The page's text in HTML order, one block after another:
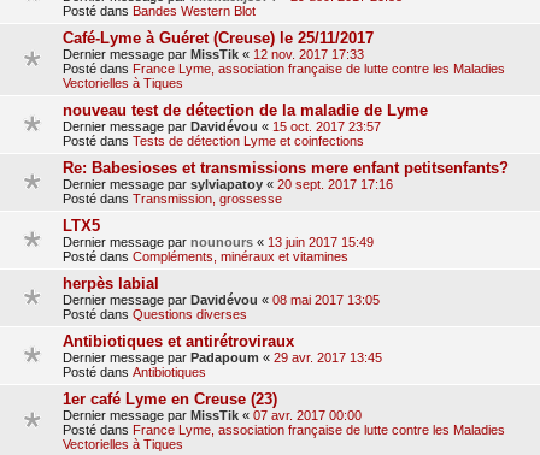
Posté dans Bandes Western Blot
Café-Lyme à Guéret (Creuse) le 25/11/2017
Dernier message par MissTik « 12 nov. 2017 17:33
Posté dans France Lyme, association française de lutte contre les Maladies
Vectorielles à Tiques
nouveau test de détection de la maladie de Lyme
Dernier message par Davidévou « 15 oct. 2017 23:57
Posté dans Tests de détection Lyme et coinfections
Re: Babesioses et transmissions mere enfant petitsenfants?
Dernier message par sylviapatoy « 20 sept. 2017 17:16
Posté dans Transmission, grossesse
LTX5
Dernier message par nounours « 13 juin 2017 15:49
Posté dans Compléments, minéraux et vitamines
herpès labial
Dernier message par Davidévou « 08 mai 2017 13:05
Posté dans Questions diverses
Antibiotiques et antirétroviraux
Dernier message par Padapoum « 29 avr. 2017 13:45
Posté dans Antibiotiques
1er café Lyme en Creuse (23)
Dernier message par MissTik « 07 avr. 2017 00:00
Posté dans France Lyme, association française de lutte contre les Maladies
Vectorielles à Tiques